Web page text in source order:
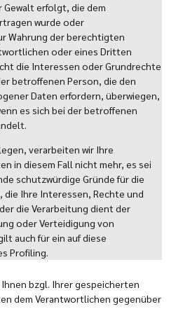
erfolgt, die dem
wurde oder
Wahrung der berechtigten
oder eines Dritten
die Interessen oder Grundrechte
betroffenen Person, die den
Daten erfordern, überwiegen,
es sich bei der betroffenen
verarbeiten wir Ihre
in diesem Fall nicht mehr, es sei
schutzwürdige Gründe für die
die Ihre Interessen, Rechte und
die Verarbeitung dient der
oder Verteidigung von
auch für ein auf diese
Profiling.
bzgl. Ihrer gespeicherten
dem Verantwortlichen gegenüber